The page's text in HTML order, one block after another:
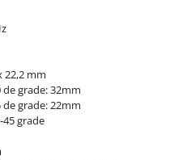
22,2 mm
grade: 32mm
grade: 22mm
grade